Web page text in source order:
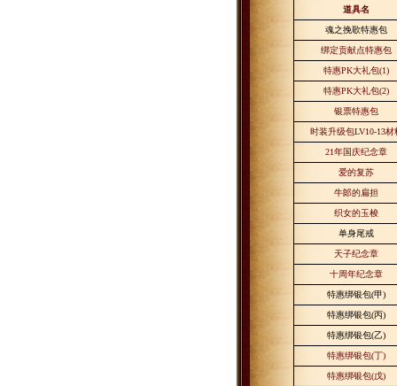
道具名
魂之挽歌特惠包
绑定贡献点特惠包
特惠PK大礼包(1)
特惠PK大礼包(2)
银票特惠包
时装升级包LV10-13材
21年国庆纪念章
爱的复苏
牛郞的扁担
织女的玉梭
单身尾戒
天子纪念章
十周年纪念章
特惠绑银包(甲)
特惠绑银包(丙)
特惠绑银包(乙)
特惠绑银包(丁)
特惠绑银包(戊)